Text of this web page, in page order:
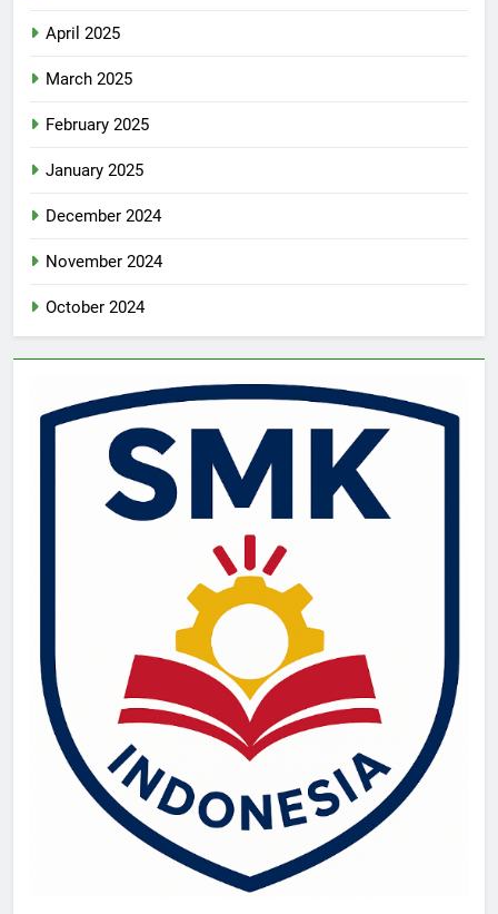
April 2025
March 2025
February 2025
January 2025
December 2024
November 2024
October 2024